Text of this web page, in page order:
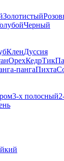
Золотистый
Черный
КленДуссия
ОрехКедрТик
пангаПихта
3-х полосный